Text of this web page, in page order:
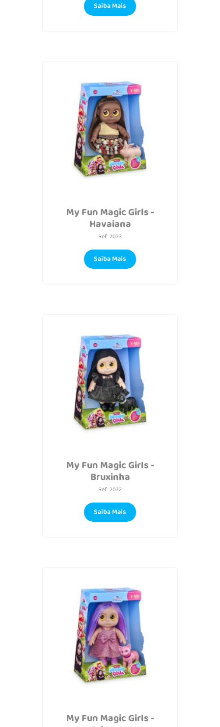
Saiba Mais
My Fun Magic Girls -
Havaiana
Ref.: 2073
Saiba Mais
My Fun Magic Girls -
Bruxinha
Ref.: 2072
Saiba Mais
My Fun Magic Girls -